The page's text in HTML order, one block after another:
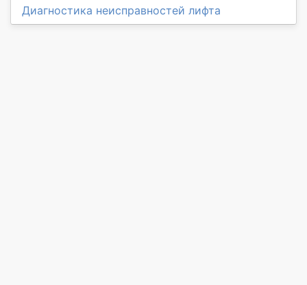
Диагностика неисправностей лифта